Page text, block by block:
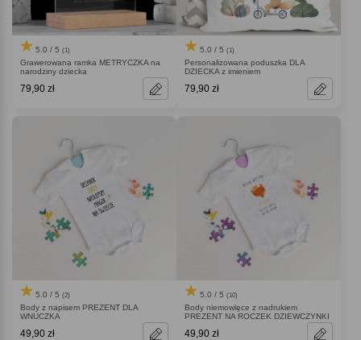
5.0 / 5 (1)
Grawerowana ramka METRYCZKA na
narodziny dziecka
79,90 zł
5.0 / 5 (1)
Personalizowana poduszka DLA
DZIECKA z imieniem
79,90 zł
5.0 / 5 (2)
Body z napisem PREZENT DLA
WNUCZKA
49,90 zł
5.0 / 5 (10)
Body niemowlęce z nadrukiem
PREZENT NA ROCZEK DZIEWCZYNKI
49,90 zł